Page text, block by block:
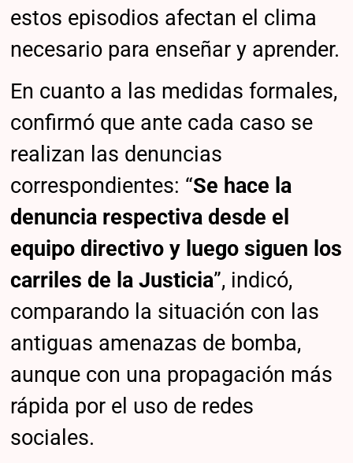
estos episodios afectan el clima
necesario para enseñar y aprender.
En cuanto a las medidas formales,
confirmó que ante cada caso se
realizan las denuncias
correspondientes: “Se hace la
denuncia respectiva desde el
equipo directivo y luego siguen los
carriles de la Justicia”, indicó,
comparando la situación con las
antiguas amenazas de bomba,
aunque con una propagación más
rápida por el uso de redes
sociales.